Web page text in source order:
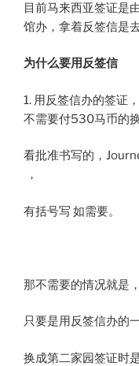
目前马来西亚签证是
馆办，拿着反签信是
为什么要用反签信
1. 用反签信办的签证
不需要付530马币的换
看批准书写的，
，
有括号写 如需要。
那不需要的情况就是
只要是用反签信办的
换成第二家园签证时